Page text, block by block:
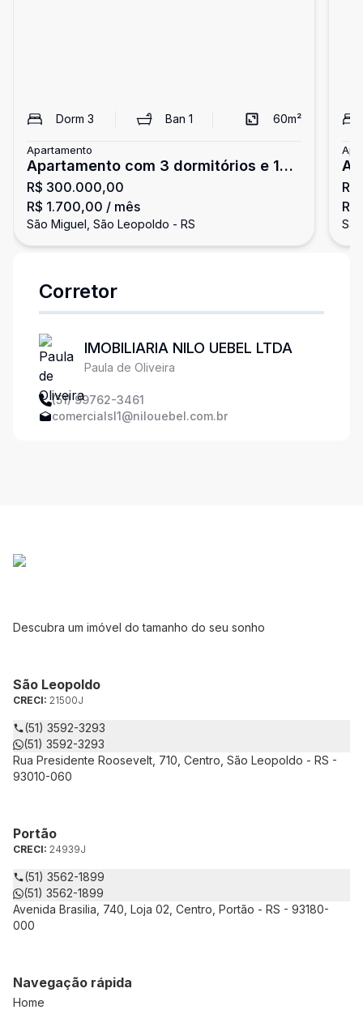
Dorm 3 Ban 1 60m²
Apartamento
Apartamento com 3 dormitórios e 1
vaga, 60m² - São Miguel em São
Leopoldo
R$ 300.000,00
R$ 1.700,00 / mês
São Miguel, São Leopoldo - RS
Corretor
IMOBILIARIA NILO UEBEL LTDA
Paula de Oliveira
(51) 99762-3461
comercialsl1@nilouebel.com.br
Descubra um imóvel do tamanho do seu sonho
São Leopoldo
CRECI: 21500J
(51) 3592-3293
(51) 3592-3293
Rua Presidente Roosevelt, 710, Centro, São Leopoldo - RS -
93010-060
Portão
CRECI: 24939J
(51) 3562-1899
(51) 3562-1899
Avenida Brasilia, 740, Loja 02, Centro, Portão - RS - 93180-
000
Navegação rápida
Home